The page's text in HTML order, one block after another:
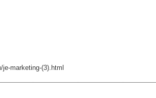
marketing-(3).html